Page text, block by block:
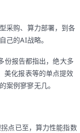
采购、算力部署，到各
己的AI战略。
份报告都指出，绝大多
美化报表等的单点提效
案例寥寥无几。
点已至，算力性能指数